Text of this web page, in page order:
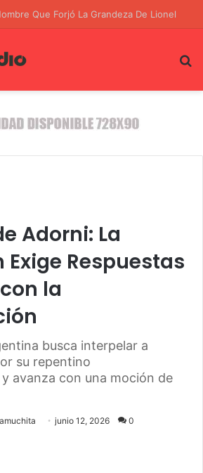
El Laburo de la Corrupción: La Red de Crimen Organizado que Asesinó a Fernando Villavicencio en Ecuador
Adorni: La
Respuestas
la
busca interpelar a
su repentino
avanza con una moción de
junio 12, 2026 0